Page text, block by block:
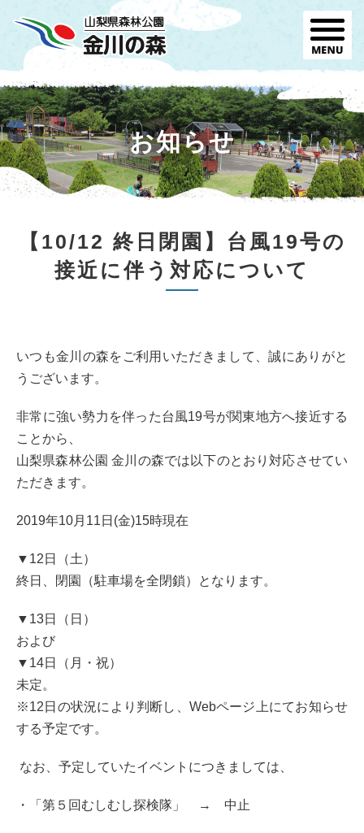
お知らせ
【10/12 終日閉園】台風19号の
接近に伴う対応について
いつも金川の森をご利用いただきまして、誠にありがと
うございます。
非常に強い勢力を伴った台風19号が関東地方へ接近する
ことから、
山梨県森林公園 金川の森では以下のとおり対応させてい
ただきます。
2019年10月11日(金)15時現在
▼ 12 日（土）
終日、閉園（駐車場を全閉鎖）となります。
▼ 13日（日）
および
▼ 14日（月・祝）
未定。
※12 日の状況により判断し、Webページ上にてお知らせ
する予定です。
なお、予定していたイベントにつきましては、
・「第５回むしむし探検隊」 → 中止